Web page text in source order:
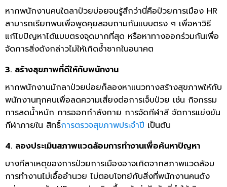
หากพนักงานคนใดลาป่วยบ่อยจนรู้สึกว่านี่คือป่วยการเมือง HR
สามารถเรียกพบเพื่อพูดคุยสอบถามกันแบบตรง ๆ เพื่อหาวิธี
แก้ไขปัญหาได้แบบตรงจุดมากที่สุด หรือหาทางออกร่วมกันเพื่อ
จัดการสิ่งดังกล่าวไม่ให้เกิดซ้ำซากในอนาคต
3. สร้างสุขภาพที่ดีให้กับพนักงาน
หากพนักงานมักลาป่วยบ่อยก็ลองหาแนวทางสร้างสุขภาพให้กับ
พนักงานทุกคนเพื่อลดความเสี่ยงต่อการเจ็บป่วย เช่น กิจกรรม
การลดน้ำหนัก การออกกำลังกาย การจัดกีฬาสี จัดการแข่งขัน
กีฬาภายใน สิทธิ์การตรวจสุขภาพประจำปี เป็นต้น
4. ลองประเมินสภาพแวดล้อมการทำงานเพื่อค้นหาปัญหา
บางทีสาเหตุของการป่วยการเมืองอาจเกิดจากสภาพแวดล้อม
การทำงานไม่เอื้ออำนวย ไม่ตอบโจทย์กับสิ่งที่พนักงานคนดัง